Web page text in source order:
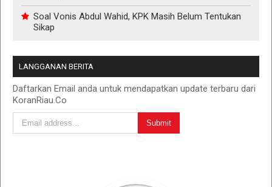
Soal Vonis Abdul Wahid, KPK Masih Belum Tentukan
Sikap
LANGGANAN BERITA
Daftarkan Email anda untuk mendapatkan update terbaru dari
KoranRiau.Co